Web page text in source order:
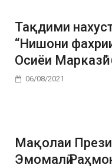
Тақдими
“Нишони
Осиёи
06/08/2021
Мақолаи
Эмомалӣ